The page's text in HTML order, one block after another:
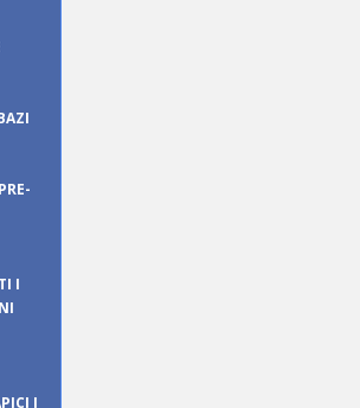
I
I